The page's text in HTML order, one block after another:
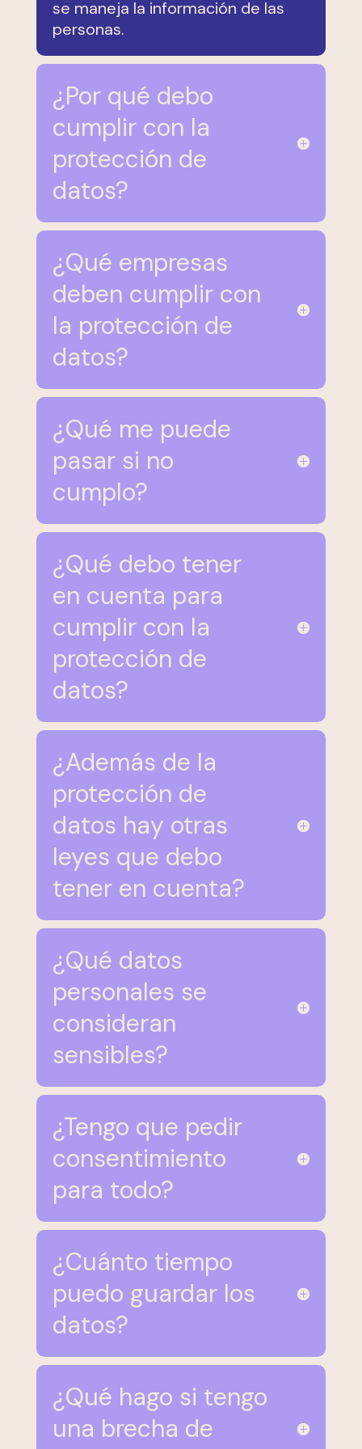
se maneja la información de las
personas.
¿Por qué debo
cumplir con la
protección de
datos?
¿Qué empresas
deben cumplir con
la protección de
datos?
¿Qué me puede
pasar si no
cumplo?
¿Qué debo tener
en cuenta para
cumplir con la
protección de
datos?
¿Además de la
protección de
datos hay otras
leyes que debo
tener en cuenta?
¿Qué datos
personales se
consideran
sensibles?
¿Tengo que pedir
consentimiento
para todo?
¿Cuánto tiempo
puedo guardar los
datos?
¿Qué hago si tengo
una brecha de